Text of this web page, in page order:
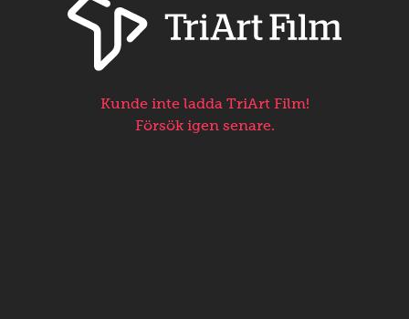
Kunde inte ladda TriArt Film!
Försök igen senare.